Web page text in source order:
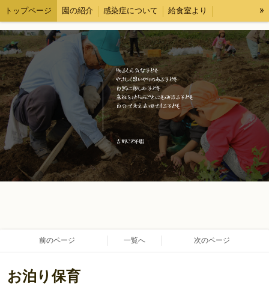
トップページ 園の紹介 感染症について 給食室より
各種様式 求人情報 ブログ 情報公開
»
前のページ 一覧へ 次のページ
お泊り保育